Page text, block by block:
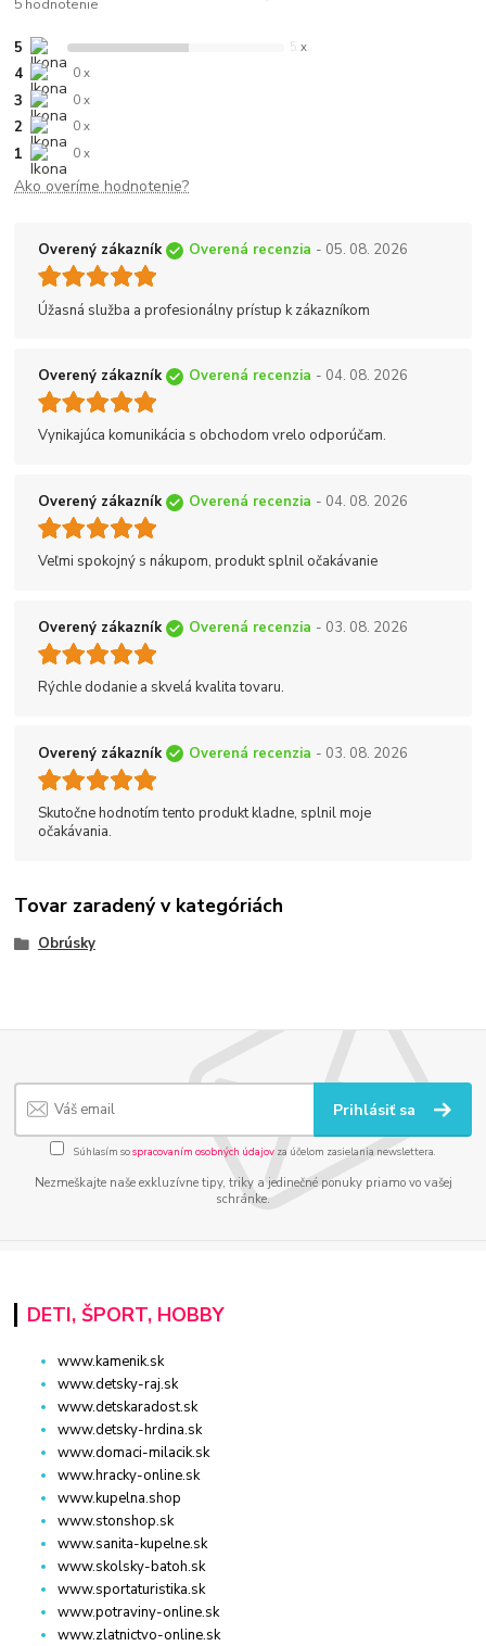
5 hodnotenie
5 5 x
4 0 x
3 0 x
2 0 x
1 0 x
Ako overíme hodnotenie?
Overený zákazník Overená recenzia - 05. 08. 2026
Úžasná služba a profesionálny prístup k zákazníkom
Overený zákazník Overená recenzia - 04. 08. 2026
Vynikajúca komunikácia s obchodom vrelo odporúčam.
Overený zákazník Overená recenzia - 04. 08. 2026
Veľmi spokojný s nákupom, produkt splnil očakávanie
Overený zákazník Overená recenzia - 03. 08. 2026
Rýchle dodanie a skvelá kvalita tovaru.
Overený zákazník Overená recenzia - 03. 08. 2026
Skutočne hodnotím tento produkt kladne, splnil moje
očakávania.
Tovar zaradený v kategóriách
Obrúsky
Prihlásiť sa
Súhlasím sospracovaním osobných údajov za účelom zasielania newslettera.
Nezmeškajte naše exkluzívne tipy, triky a jedinečné ponuky priamo vo vašej
schránke.
DETI, ŠPORT, HOBBY
www.kamenik.sk
www.detsky-raj.sk
www.detskaradost.sk
www.detsky-hrdina.sk
www.domaci-milacik.sk
www.hracky-online.sk
www.kupelna.shop
www.stonshop.sk
www.sanita-kupelne.sk
www.skolsky-batoh.sk
www.sportaturistika.sk
www.potraviny-online.sk
www.zlatnictvo-online.sk